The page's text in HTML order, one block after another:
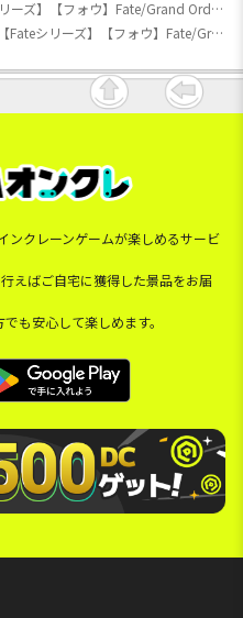
【Fateシリーズ】【フォウ】Fate/Grand Order フォウルームライト
【Fateシリーズ】【フォウ】Fate/Grand Order フォウルームライト
ンクレーンゲームが楽しめるサービ
えばご自宅に獲得した景品をお届
も安心して楽しめます。